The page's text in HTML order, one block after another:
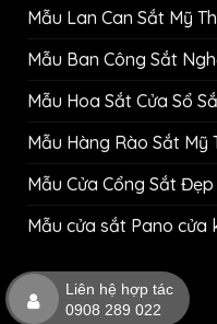
Mẫu Lan Can Sắt Mỹ
Mẫu Ban Công Sắt
Mẫu Hoa Sắt Cửa Sổ
Mẫu Hàng Rào Sắt Mỹ
Mẫu Cửa Cổng Sắt
Mẫu cửa sắt Pano cửa
Liên hệ hợp tác
0908 289 022